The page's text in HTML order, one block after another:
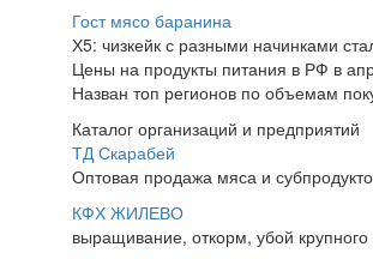
Гост мясо баранина
Х5: чизкейк с разными начинками
Цены на продукты питания в РФ в
Назван топ регионов по объемам
Каталог организаций и предприятий
ТД Скарабей
Оптовая продажа мяса и
КФХ ЖИЛЕВО
выращивание, откорм, убой